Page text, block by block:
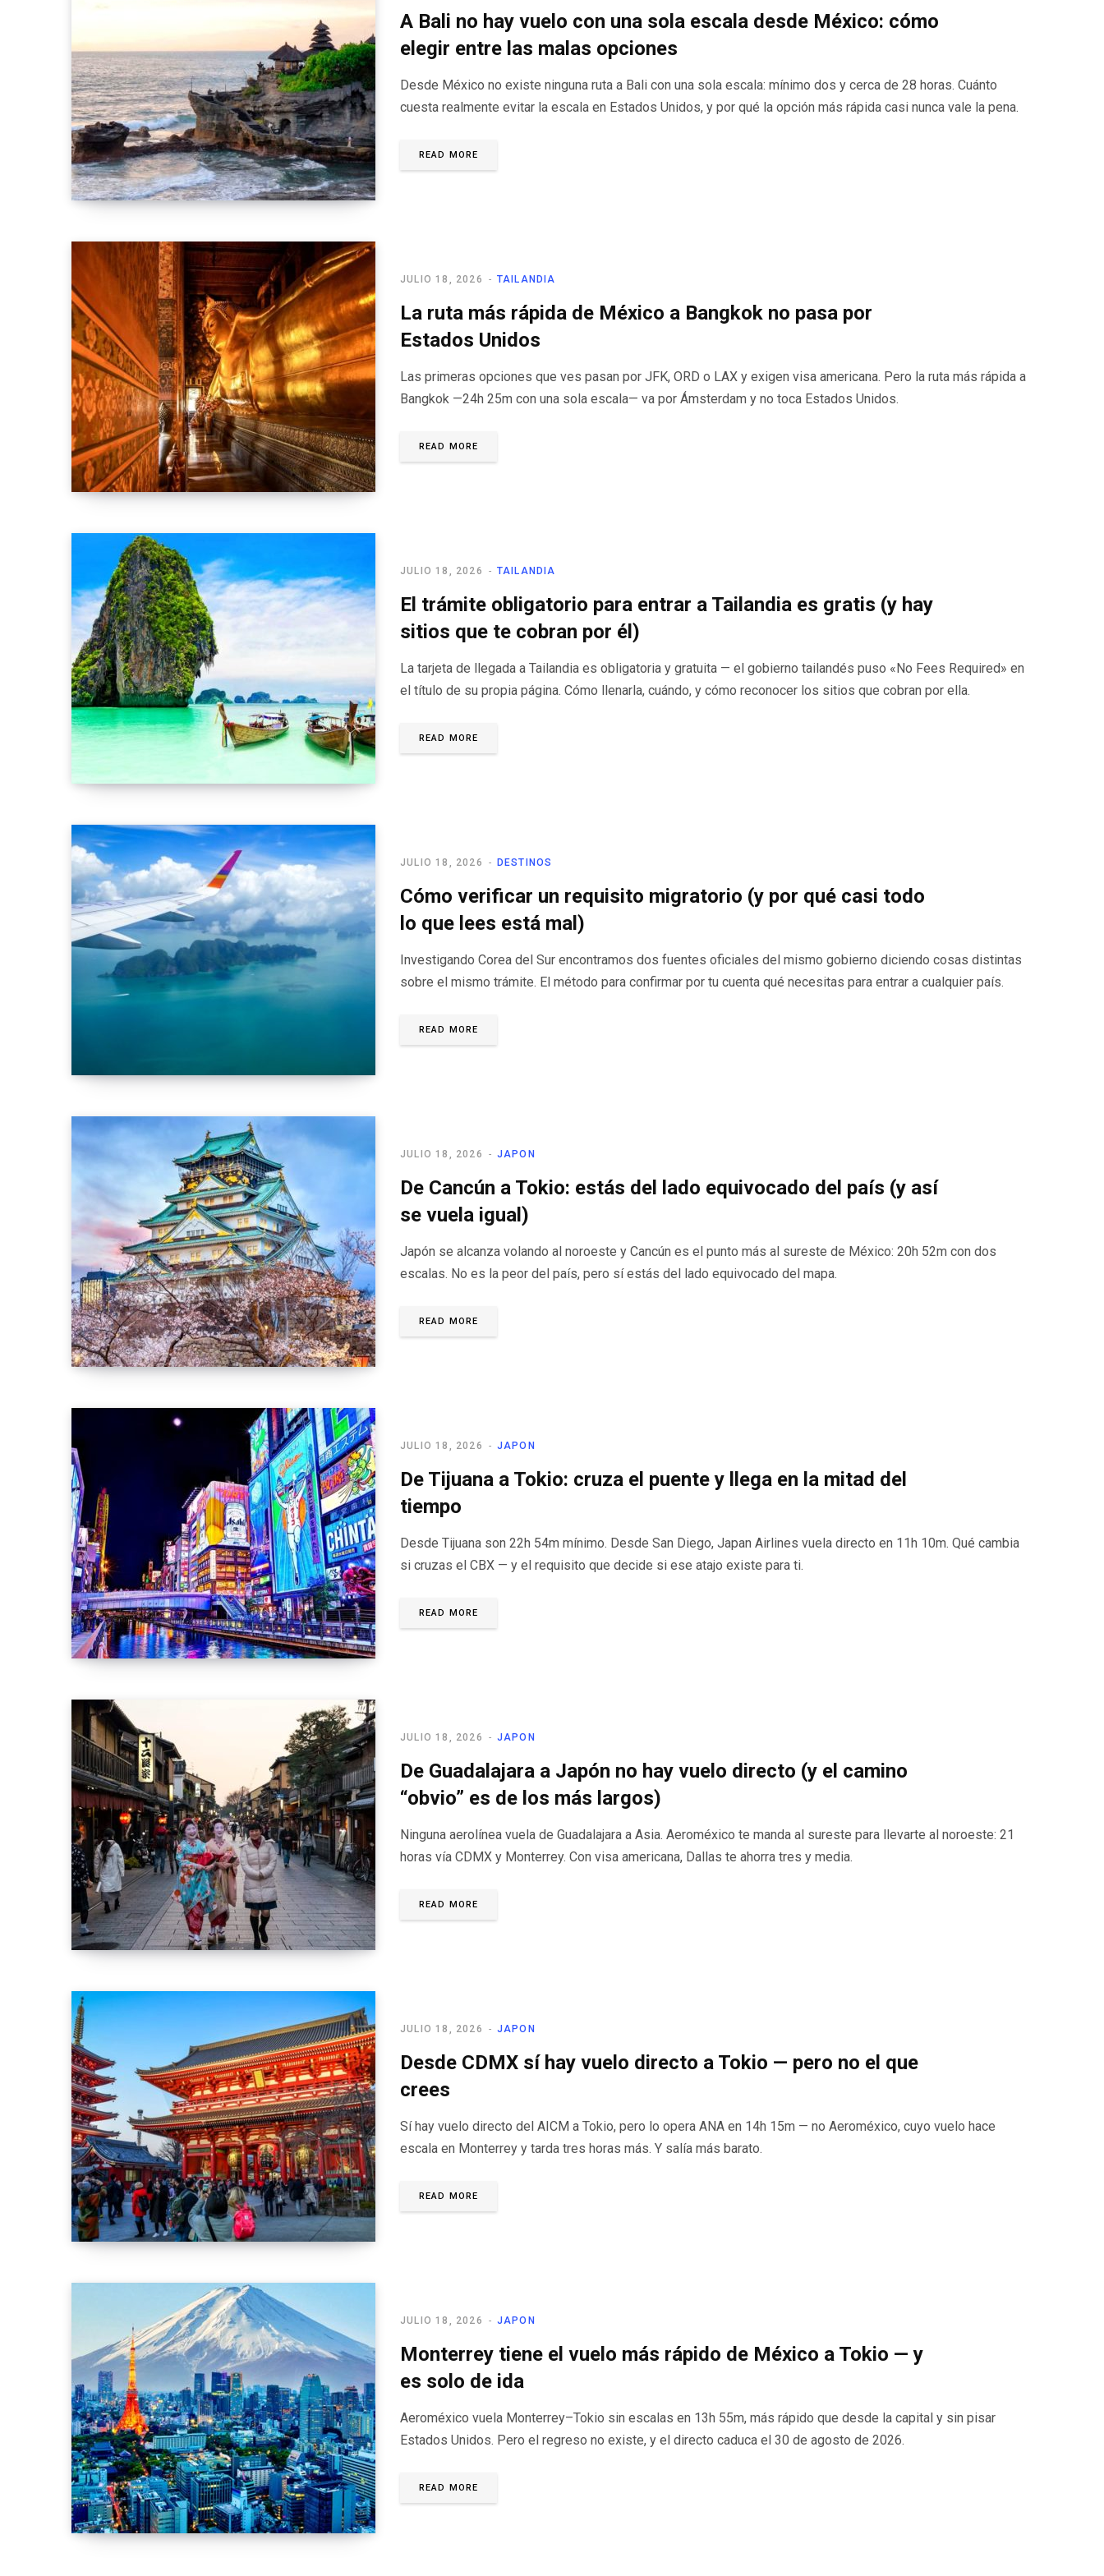
A Bali no hay vuelo con una sola escala desde México: cómo
elegir entre las malas opciones
Desde México no existe ninguna ruta a Bali con una sola escala: mínimo dos y cerca de 28 horas. Cuánto
cuesta realmente evitar la escala en Estados Unidos, y por qué la opción más rápida casi nunca vale la pena.
READ MORE
TAILANDIA
JULIO 18, 2026
La ruta más rápida de México a Bangkok no pasa por
Estados Unidos
Las primeras opciones que ves pasan por JFK, ORD o LAX y exigen visa americana. Pero la ruta más rápida a
Bangkok —24h 25m con una sola escala— va por Ámsterdam y no toca Estados Unidos.
READ MORE
TAILANDIA
JULIO 18, 2026
El trámite obligatorio para entrar a Tailandia es gratis (y hay
sitios que te cobran por él)
La tarjeta de llegada a Tailandia es obligatoria y gratuita — el gobierno tailandés puso «No Fees Required» en
el título de su propia página. Cómo llenarla, cuándo, y cómo reconocer los sitios que cobran por ella.
READ MORE
DESTINOS
JULIO 18, 2026
Cómo verificar un requisito migratorio (y por qué casi todo
lo que lees está mal)
Investigando Corea del Sur encontramos dos fuentes oficiales del mismo gobierno diciendo cosas distintas
sobre el mismo trámite. El método para confirmar por tu cuenta qué necesitas para entrar a cualquier país.
READ MORE
JAPON
JULIO 18, 2026
De Cancún a Tokio: estás del lado equivocado del país (y así
se vuela igual)
Japón se alcanza volando al noroeste y Cancún es el punto más al sureste de México: 20h 52m con dos
escalas. No es la peor del país, pero sí estás del lado equivocado del mapa.
READ MORE
JAPON
JULIO 18, 2026
De Tijuana a Tokio: cruza el puente y llega en la mitad del
tiempo
Desde Tijuana son 22h 54m mínimo. Desde San Diego, Japan Airlines vuela directo en 11h 10m. Qué cambia
si cruzas el CBX — y el requisito que decide si ese atajo existe para ti.
READ MORE
JAPON
JULIO 18, 2026
De Guadalajara a Japón no hay vuelo directo (y el camino
“obvio” es de los más largos)
Ninguna aerolínea vuela de Guadalajara a Asia. Aeroméxico te manda al sureste para llevarte al noroeste: 21
horas vía CDMX y Monterrey. Con visa americana, Dallas te ahorra tres y media.
READ MORE
JAPON
JULIO 18, 2026
Desde CDMX sí hay vuelo directo a Tokio — pero no el que
crees
Sí hay vuelo directo del AICM a Tokio, pero lo opera ANA en 14h 15m — no Aeroméxico, cuyo vuelo hace
escala en Monterrey y tarda tres horas más. Y salía más barato.
READ MORE
JAPON
JULIO 18, 2026
Monterrey tiene el vuelo más rápido de México a Tokio — y
es solo de ida
Aeroméxico vuela Monterrey–Tokio sin escalas en 13h 55m, más rápido que desde la capital y sin pisar
Estados Unidos. Pero el regreso no existe, y el directo caduca el 30 de agosto de 2026.
READ MORE